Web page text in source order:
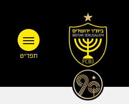
תפריט